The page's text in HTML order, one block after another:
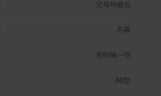
父母均健在
不吸
有时喝一些
AB型